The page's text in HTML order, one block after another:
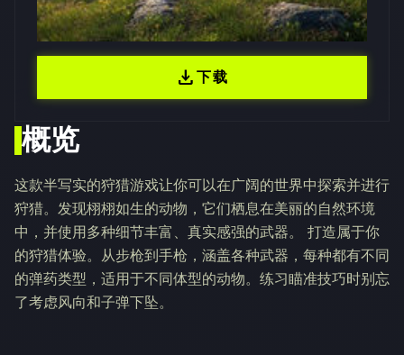
概览
这款半写实的狩猎游戏让你可以在广阔的世界中探索并进行
狩猎。发现栩栩如生的动物，它们栖息在美丽的自然环境
中，并使用多种细节丰富、真实感强的武器。 打造属于你
的狩猎体验。从步枪到手枪，涵盖各种武器，每种都有不同
的弹药类型，适用于不同体型的动物。练习瞄准技巧时别忘
了考虑风向和子弹下坠。
download下载